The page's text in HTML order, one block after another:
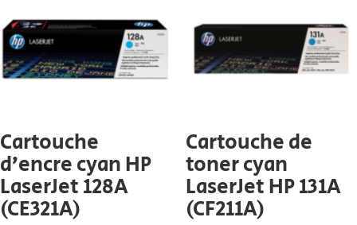
Cartouche
d’encre cyan HP
LaserJet 128A
(CE321A)
Cartouche de
toner cyan
LaserJet HP 131A
(CF211A)